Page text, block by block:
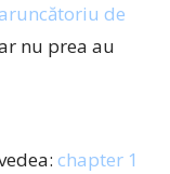
de
nu prea au
chapter 1